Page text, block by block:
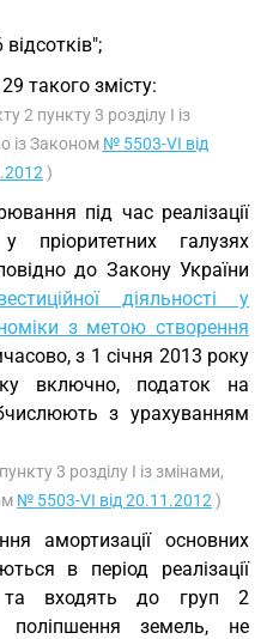
такого змісту:
2 пункту 3 розділу I із
із Законом № 5503-VI від
)
під час реалізації
у пріоритетних галузях
до Закону України
діяльності у
з метою створення
з 1 січня 2013 року
включно, податок на
з урахуванням
3 розділу I із змінами,
№ 5503-VI від 20.11.2012 )
амортизації основних
в період реалізації
та входять до груп 2
поліпшення земель, не